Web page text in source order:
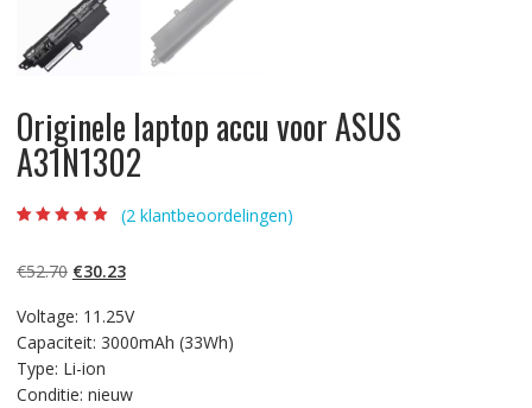
Originele laptop accu voor ASUS
A31N1302
gebaseerd op
klantbeoordelinge
(2 klantbeoordelingen)
€52.70 Oorspronkelijke
was:
€52.70.
€30.23Huidige
is:
€30.23.
Voltage: 11.25V
Capaciteit: 3000mAh (33Wh)
Type: Li-ion
Conditie: nieuw